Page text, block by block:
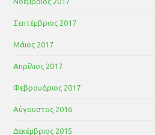
Σεπτέμβριος 2017
Μάιος 2017
Απρίλιος 2017
Φεβρουάριος 2017
Αύγουστος 2016
Δεκέμβριος 2015